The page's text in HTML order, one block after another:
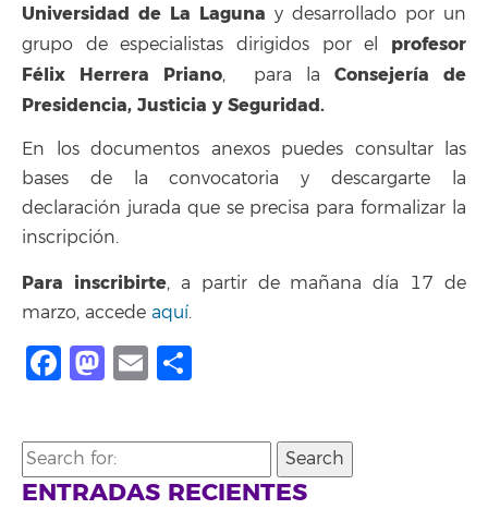
Universidad de La Laguna y desarrollado por un
grupo de especialistas dirigidos por el profesor
Félix Herrera Priano, para la Consejería de
Presidencia, Justicia y Seguridad.
En los documentos anexos puedes consultar las
bases de la convocatoria y descargarte la
declaración jurada que se precisa para formalizar la
inscripción.
Para inscribirte, a partir de mañana día 17 de
marzo, accede aquí.
Facebook
Mastodon
Email
Search
for:
ENTRADAS RECIENTES